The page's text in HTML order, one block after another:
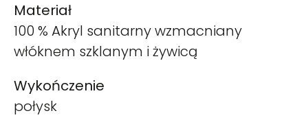
Materiał
100 % Akryl sanitarny wzmacniany
włóknem szklanym i żywicą
Wykończenie
połysk